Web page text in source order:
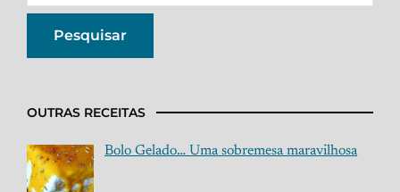
OUTRAS RECEITAS
Bolo Gelado… Uma sobremesa maravilhosa